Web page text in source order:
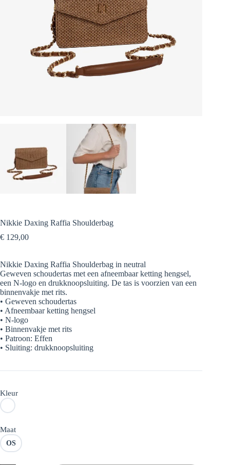
Nikkie Daxing Raffia Shoulderbag
€ 129,00
Nikkie Daxing Raffia Shoulderbag in neutral
Geweven schoudertas met een afneembaar ketting hengsel,
een N-logo en drukknoopsluiting. De tas is voorzien van een
binnenvakje met rits.
• Geweven schoudertas
• Afneembaar ketting hengsel
• N-logo
• Binnenvakje met rits
• Patroon: Effen
• Sluiting: drukknoopsluiting
Kleur
Maat
OS